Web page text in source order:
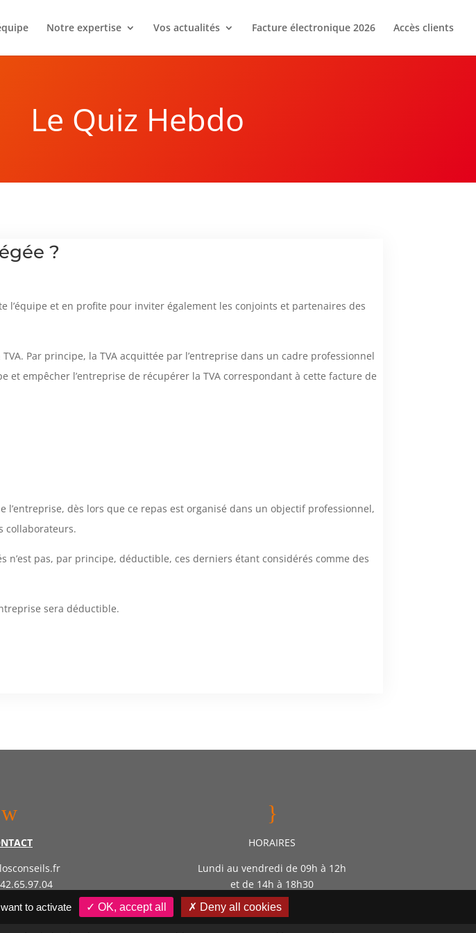
Notre expertise Vos actualités Facture électronique 2026 Accès clients
Le Quiz Hebdo
?
l’équipe et en profite pour inviter également les conjoints et partenaires des
Par principe, la TVA acquittée par l’entreprise dans un cadre professionnel
empêcher l’entreprise de récupérer la TVA correspondant à cette facture de
dès lors que ce repas est organisé dans un objectif professionnel,
collaborateurs.
n’est pas, par principe, déductible, ces derniers étant considérés comme des
sera déductible.
w }
HORAIRES
Lundi au vendredi de 09h à 12h
et de 14h à 18h30
to activate ✓ OK, accept all ✗ Deny all cookies